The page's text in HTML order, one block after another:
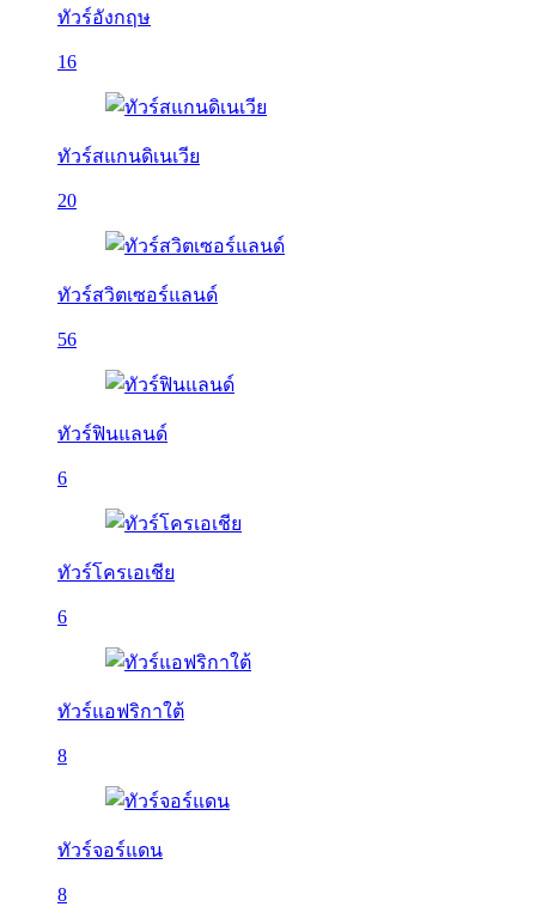
ทัวร์อังกฤษ
16
ทัวร์สแกนดิเนเวีย
20
ทัวร์สวิตเซอร์แลนด์
56
ทัวร์ฟินแลนด์
6
ทัวร์โครเอเชีย
6
ทัวร์แอฟริกาใต้
8
ทัวร์จอร์แดน
8